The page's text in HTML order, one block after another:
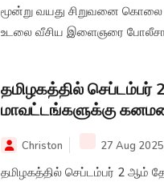
மூன்று வயது சிறுவனை கொலை
உடலை வீசிய இளைஞரை
தமிழகத்தில் செப்டம்பர்
மாவட்டங்களுக்கு
Christon 27 Aug
தமிழகத்தில் செப்டம்பர் 2 ஆம்